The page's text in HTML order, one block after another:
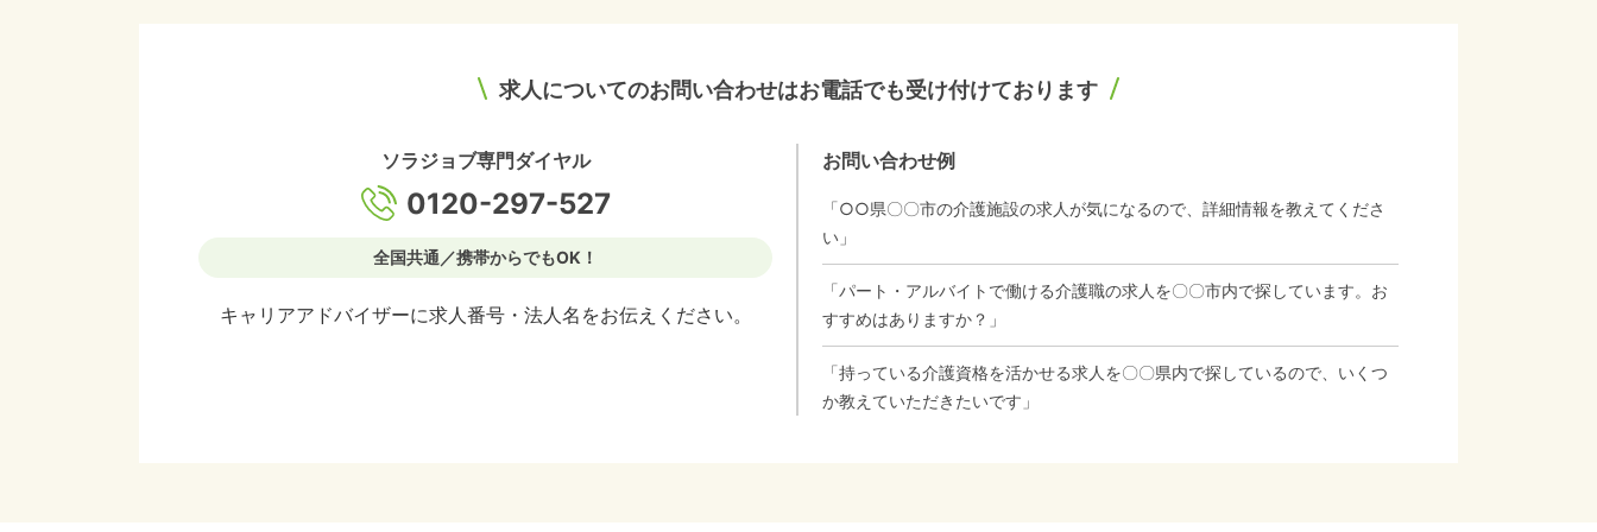
求人についてのお問い合わせはお電話でも受け付けております
ソラジョブ専門ダイヤル
0120-297-527
全国共通／携帯からでもOK！
キャリアアドバイザーに求人番号・法人名をお伝えください。
お問い合わせ例
「○○県〇〇市の介護施設の求人が気になるので、詳細情報を教えてくださ
い」
「パート・アルバイトで働ける介護職の求人を〇〇市内で探しています。お
すすめはありますか？」
「持っている介護資格を活かせる求人を〇〇県内で探しているので、いくつ
か教えていただきたいです」